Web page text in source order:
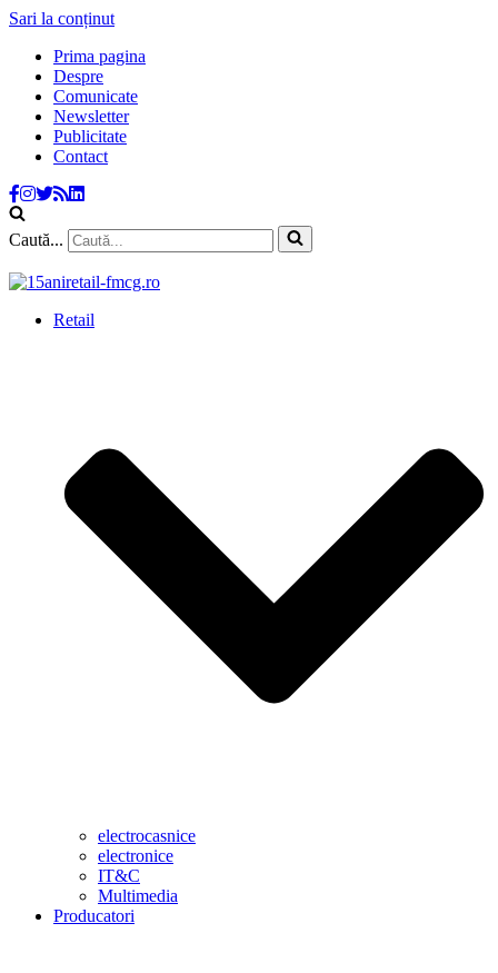
Sari la conținut
Prima pagina
Despre
Comunicate
Newsletter
Publicitate
Contact
Caută...
Retail
electrocasnice
electronice
IT&C
Multimedia
Producatori